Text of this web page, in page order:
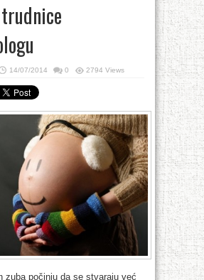
14/07/2014 0 2794 Views
zuba počinju da se stvaraju već